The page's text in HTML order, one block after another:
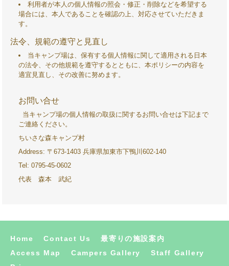
利用者が本人の個人情報の照会・修正・削除などを希望する
場合には、本人であることを確認の上、対応させていただきま
す。
法令、規範の遵守と見直し
当キャンプ場は、保有する個人情報に関して適用される日本
の法令、その他規範を遵守するとともに、本ポリシーの内容を
適宜見直し、その改善に努めます。
お問い合せ
当キャンプ場の個人情報の取扱に関するお問い合せは下記まで
ご連絡ください。
ちいさな森キャンプ村
Address: 〒673-1403 兵庫県加東市下鴨川602-140
Tel: 0795-45-0602
代表 森本 武紀
ち
Home Contact Us
最寄りの施設案内
Access Map
Campers Gallery
Staff Gallery